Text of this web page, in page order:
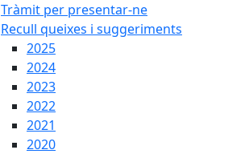
Tràmit per presentar-ne
Recull queixes i suggeriments
2025
2024
2023
2022
2021
2020